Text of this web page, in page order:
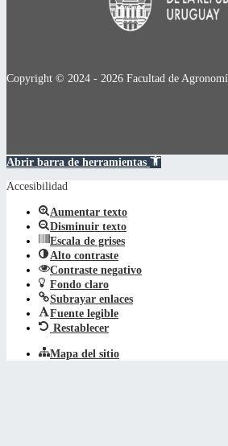
Copyright © 2024 - 2026 Facultad de
Abrir barra de herramientas
Accesibilidad
Aumentar texto
Disminuir texto
Escala de grises
Alto contraste
Contraste negativo
Fondo claro
Subrayar enlaces
Fuente legible
Restablecer
Mapa del sitio